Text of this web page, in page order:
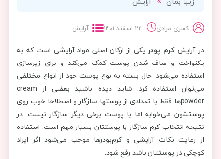
کسری مرادی 22 اسفند 1401 آرایش
در آرایشکرم پودریکی از ارکان اصلی مواد آرایشی است که به
یکنواخت و صاف شدن پوست کمک می‌کند و برای زیرسازی
استفاده می‌شود. حال بسته به نوع پوست خود از انواع مختلفی
می‌توان استفاده کرد. شاید دیده باشید بعضی از cream
powderها فقط با تعدادی از پوست‎ها سازگار و اصطلاحا خوب روی
پوستشون می‌خوابه اما با پوست برخی دیگر سازگار نیست. در
نتیجه انتخاب کرم سازگار با پوستتان بسیار مهم است. استفاده
از رعایت نکات آرایشی و کرم‌پودرها موجب می‌شود اگر ایراد
کوچکی در پوستتان باشد رفع شود.